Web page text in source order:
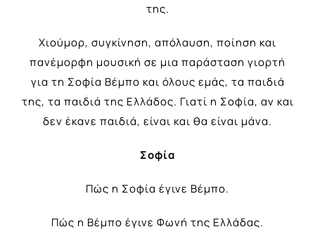
της.
Χιούμορ, συγκίνηση, απόλαυση, ποίηση και
πανέμορφη μουσική σε μια παράσταση γιορτή
για τη Σοφία Βέμπο και όλους εμάς, τα παιδιά
της, τα παιδιά της Ελλάδος. Γιατί η Σοφία, αν και
δεν έκανε παιδιά, είναι και θα είναι μάνα.
Σοφία
Πώς η Σοφία έγινε Βέμπο.
Πώς η Βέμπο έγινε Φωνή της Ελλάδας.